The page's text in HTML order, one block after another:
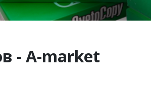
- A-market